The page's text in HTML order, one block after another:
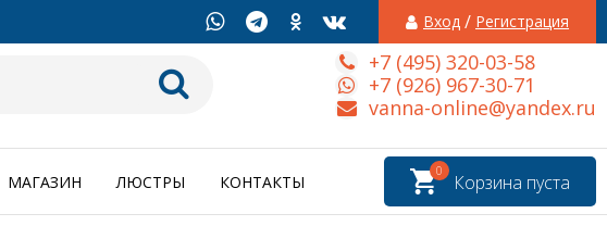
Вход / Регистрация
+7 (495) 320-03-58
+7 (926) 967-30-71
vanna-online@yandex.ru
Корзина пуста
0
МАГАЗИН ЛЮСТРЫ КОНТАКТЫ